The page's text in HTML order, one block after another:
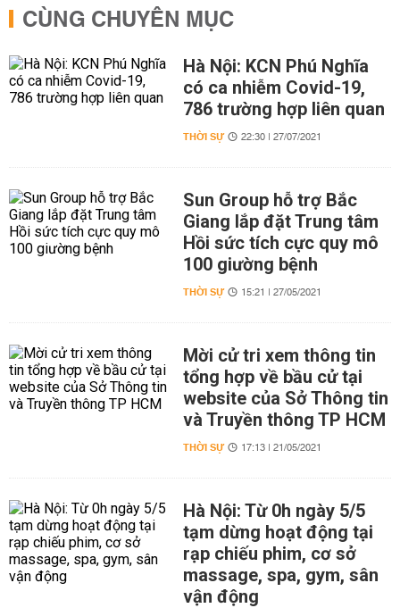
CÙNG CHUYÊN MỤC
Hà Nội: KCN Phú Nghĩa
có ca nhiễm Covid-19,
786 trường hợp liên quan
THỜI SỰ 22:30 | 27/07/2021
Sun Group hỗ trợ Bắc
Giang lắp đặt Trung tâm
Hồi sức tích cực quy mô
100 giường bệnh
THỜI SỰ 15:21 | 27/05/2021
Mời cử tri xem thông tin
tổng hợp về bầu cử tại
website của Sở Thông tin
và Truyền thông TP HCM
THỜI SỰ 17:13 | 21/05/2021
Hà Nội: Từ 0h ngày 5/5
tạm dừng hoạt động tại
rạp chiếu phim, cơ sở
massage, spa, gym, sân
vận động